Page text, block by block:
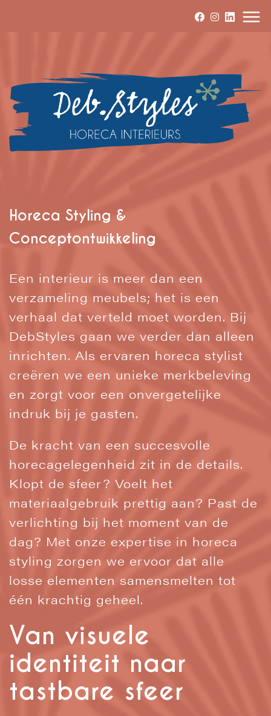
Horeca Styling &
Conceptontwikkeling
Een interieur is meer dan een
verzameling meubels; het is een
verhaal dat verteld moet worden. Bij
DebStyles gaan we verder dan alleen
inrichten. Als ervaren horeca stylist
creëren we een unieke merkbeleving
en zorgt voor een onvergetelijke
indruk bij je gasten.
De kracht van een succesvolle
horecagelegenheid zit in de details.
Klopt de sfeer? Voelt het
materiaalgebruik prettig aan? Past de
verlichting bij het moment van de
dag? Met onze expertise in horeca
styling zorgen we ervoor dat alle
losse elementen samensmelten tot
één krachtig geheel.
Van visuele
identiteit naar
tastbare sfeer